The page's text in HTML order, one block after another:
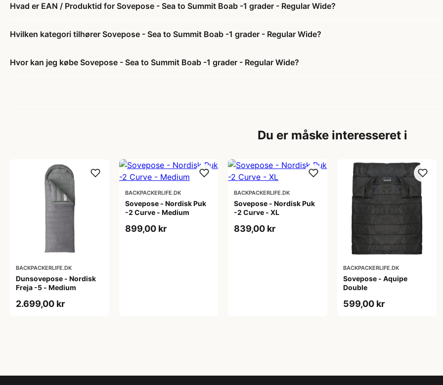
Hvad er EAN / Produktid for Sovepose - Sea to Summit Boab -1 grader - Regular Wide?
Hvilken kategori tilhører Sovepose - Sea to Summit Boab -1 grader - Regular Wide?
Hvor kan jeg købe Sovepose - Sea to Summit Boab -1 grader - Regular Wide?
Du er måske interesseret i
BACKPACKERLIFE.DK
Dunsovepose - Nordisk
Freja -5 - Medium
2.699,00 kr
BACKPACKERLIFE.DK
Sovepose - Nordisk Puk
-2 Curve - Medium
899,00 kr
BACKPACKERLIFE.DK
Sovepose - Nordisk Puk
-2 Curve - XL
839,00 kr
BACKPACKERLIFE.DK
Sovepose - Aquipe
Double
599,00 kr